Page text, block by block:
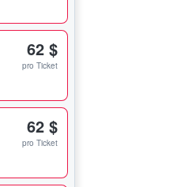
62 $
pro Ticket
62 $
pro Ticket